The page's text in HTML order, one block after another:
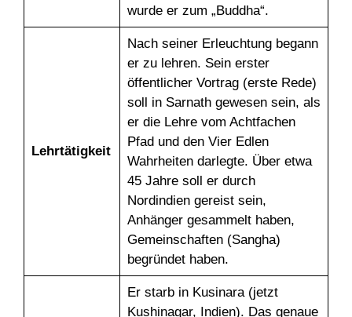
wurde er zum „Buddha“.
Lehrtätigkeit
Nach seiner Erleuchtung begann
er zu lehren. Sein erster
öffentlicher Vortrag (erste Rede)
soll in Sarnath gewesen sein, als
er die Lehre vom Achtfachen
Pfad und den Vier Edlen
Wahrheiten darlegte. Über etwa
45 Jahre soll er durch
Nordindien gereist sein,
Anhänger gesammelt haben,
Gemeinschaften (Sangha)
begründet haben.
Er starb in Kusinara (jetzt
Kushinagar, Indien). Das genaue